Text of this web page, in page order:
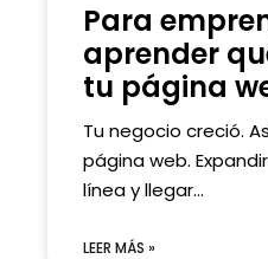
Para
aprender
tu página
Tu negocio creció.
página web.
línea y llegar...
LEER MÁS »